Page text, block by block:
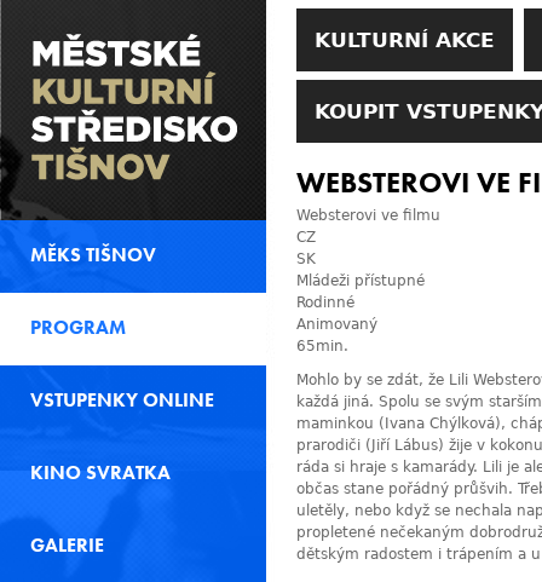
KULTURNÍ AKCE
KOUPIT
WEBSTEROVI VE
Websterovi ve filmu
CZ
SK
Mládeži přístupné
Rodinné
Animovaný
65min.
Mohlo by se zdát, že Lili
každá jiná. Spolu se svým
maminkou (Ivana Chýlková),
prarodiči (Jiří Lábus) žije v
ráda si hraje s kamarády. Lili je
občas stane pořádný průšvih.
uletěly, nebo když se nechala
propletené nečekaným
dětským radostem i trápením a
MĚKS TIŠNOV
PROGRAM
VSTUPENKY ONLINE
KINO SVRATKA
GALERIE